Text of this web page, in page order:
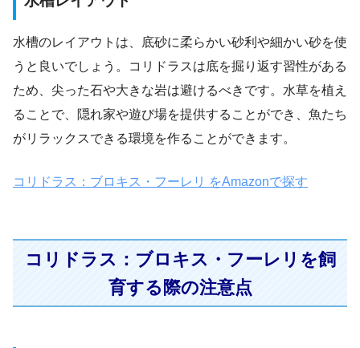
水槽のレイアウトは、底砂に柔らかい砂利や細かい砂を使
うと良いでしょう。コリドラスは底を掘り返す習性がある
ため、尖った石や大きな岩は避けるべきです。水草を植え
ることで、隠れ家や遊び場を提供することができ、魚たち
がリラックスできる環境を作ることができます。
コリドラス：ブロキス・フーレリ をAmazonで探す
コリドラス：ブロキス・フーレリを飼
育する際の注意点